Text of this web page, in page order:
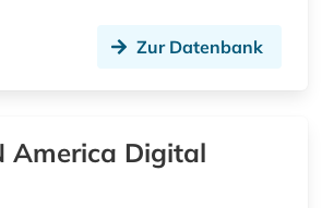
visuelle anthropologie (3)
Zur Datenbank
America Digital